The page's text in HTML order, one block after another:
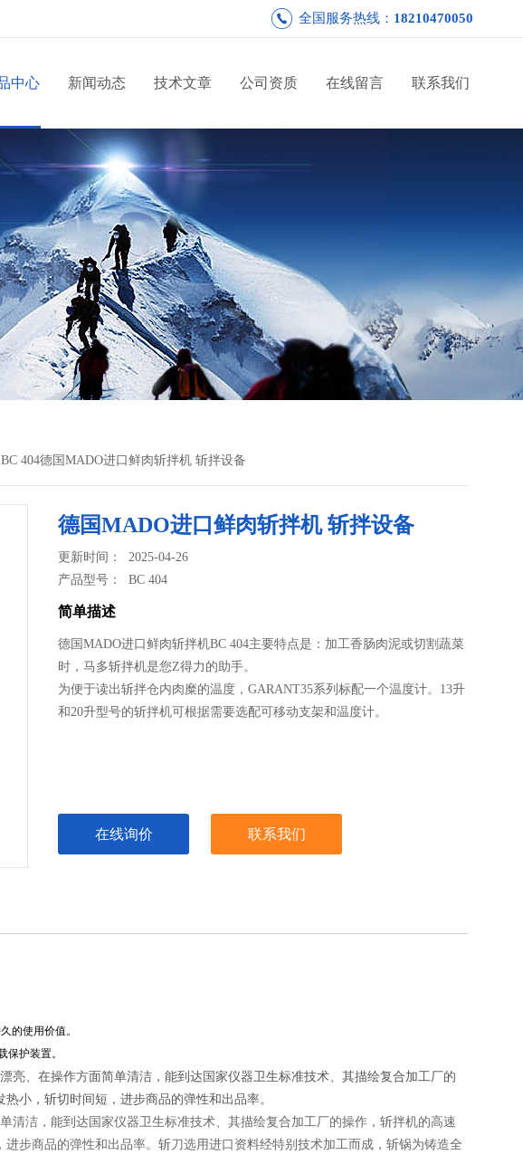
全国服务热线： 18210470050
中心 新闻动态 技术文章 公司资质 在线留言 联系我们
404德国MADO进口鲜肉斩拌机 斩拌设备
德国MADO进口鲜肉斩拌机 斩拌设备
更新时间： 2025-04-26
产品型号：BC 404
简单描述
德国MADO进口鲜肉斩拌机BC 404主要特点是：加工香肠肉泥或切割蔬菜
时，马多斩拌机是您Z得力的助手。
为便于读出斩拌仓内肉糜的温度，GARANT35系列标配一个温度计。13升
和20升型号的斩拌机可根据需要选配可移动支架和温度计。
在线询价 联系我们
的使用价值。
护装置。
亮、在操作方面简单清洁，能到达国家仪器卫生标准技术、其描绘复合加工厂的
小，斩切时间短，进步商品的弹性和出品率。
清洁，能到达国家仪器卫生标准技术、其描绘复合加工厂的操作，斩拌机的高速
步商品的弹性和出品率。斩刀选用进口资料经特别技术加工而成，斩锅为铸造全